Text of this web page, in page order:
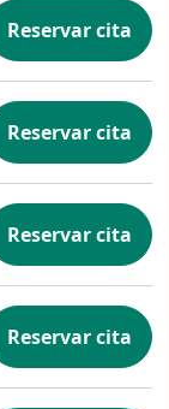
Reservar cita
Reservar cita
Reservar cita
Reservar cita